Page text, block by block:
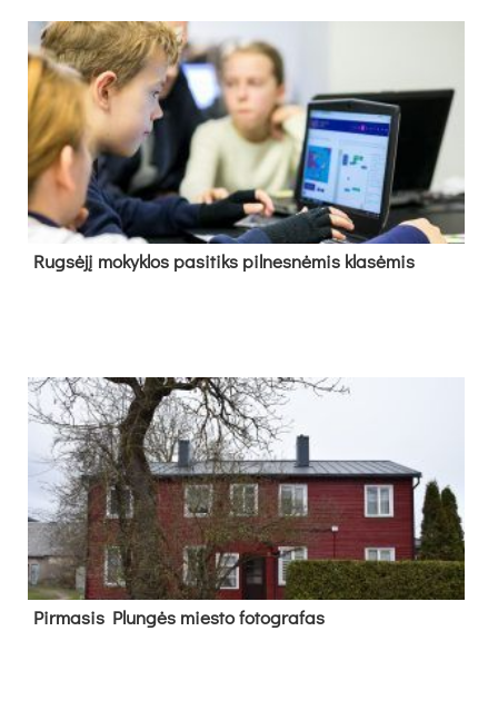
Rug­sė­jį mo­kyk­los pa­si­tiks pil­nes­nė­mis kla­sė­mis
Pir­ma­sis Plun­gės mies­to fo­tog­ra­fas